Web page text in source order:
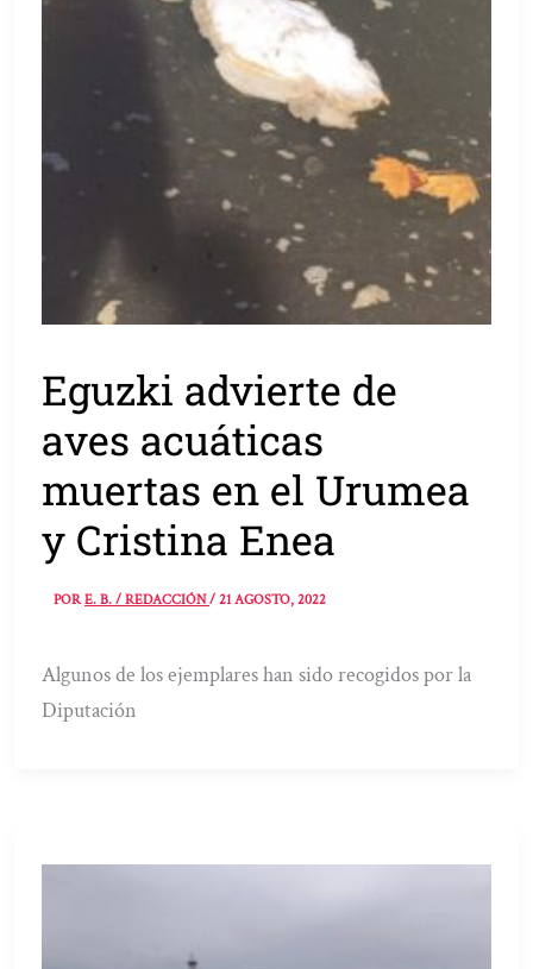
Eguzki advierte de
aves acuáticas
muertas en el Urumea
y Cristina Enea
PORE. B. / REDACCIÓN/21 AGOSTO, 2022
Algunos de los ejemplares han sido recogidos por la
Diputación